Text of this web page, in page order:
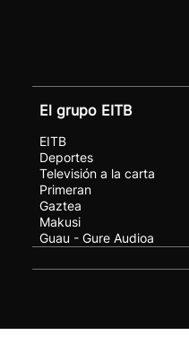
El grupo EITB
EITB
Deportes
Televisión a la carta
Primeran
Gaztea
Makusi
Guau - Gure Audioa